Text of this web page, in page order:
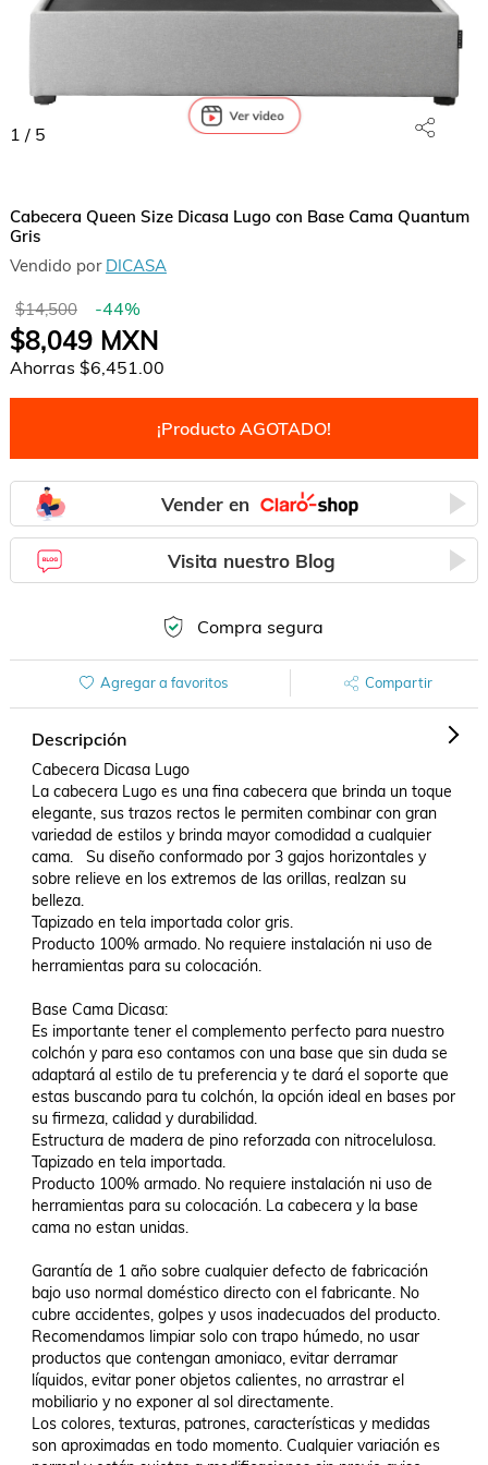
1 / 5
Cabecera Queen Size Dicasa Lugo con Base Cama Quantum
Gris
Vendido por DICASA
$14,500 -44%
$8,049MXN
Ahorras $6,451.00
¡Producto AGOTADO!
Vender en
Visita nuestro Blog
Compra segura
Agregar a favoritos Compartir
Descripción
Cabecera Dicasa Lugo
La cabecera Lugo es una fina cabecera que brinda un toque
elegante, sus trazos rectos le permiten combinar con gran
variedad de estilos y brinda mayor comodidad a cualquier
cama.   Su diseño conformado por 3 gajos horizontales y
sobre relieve en los extremos de las orillas, realzan su
belleza.
Tapizado en tela importada color gris.
Producto 100% armado. No requiere instalación ni uso de
herramientas para su colocación.
Base Cama Dicasa:
Es importante tener el complemento perfecto para nuestro
colchón y para eso contamos con una base que sin duda se
adaptará al estilo de tu preferencia y te dará el soporte que
estas buscando para tu colchón, la opción ideal en bases por
su firmeza, calidad y durabilidad.
Estructura de madera de pino reforzada con nitrocelulosa.
Tapizado en tela importada.
Producto 100% armado. No requiere instalación ni uso de
herramientas para su colocación. La cabecera y la base
cama no estan unidas.
Garantía de 1 año sobre cualquier defecto de fabricación
bajo uso normal doméstico directo con el fabricante. No
cubre accidentes, golpes y usos inadecuados del producto.
Recomendamos limpiar solo con trapo húmedo, no usar
productos que contengan amoniaco, evitar derramar
líquidos, evitar poner objetos calientes, no arrastrar el
mobiliario y no exponer al sol directamente.
Los colores, texturas, patrones, características y medidas
son aproximadas en todo momento. Cualquier variación es